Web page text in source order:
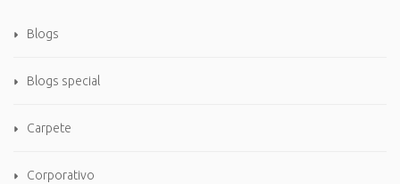
Blogs
Blogs special
Carpete
Corporativo